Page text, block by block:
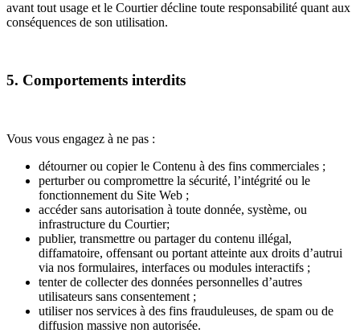
avant tout usage et le Courtier décline toute responsabilité quant aux
conséquences de son utilisation.
5. Comportements interdits
Vous vous engagez à ne pas :
détourner ou copier le Contenu à des fins commerciales ;
perturber ou compromettre la sécurité, l’intégrité ou le
fonctionnement du Site Web ;
accéder sans autorisation à toute donnée, système, ou
infrastructure du Courtier;
publier, transmettre ou partager du contenu illégal,
diffamatoire, offensant ou portant atteinte aux droits d’autrui
via nos formulaires, interfaces ou modules interactifs ;
tenter de collecter des données personnelles d’autres
utilisateurs sans consentement ;
utiliser nos services à des fins frauduleuses, de spam ou de
diffusion massive non autorisée.